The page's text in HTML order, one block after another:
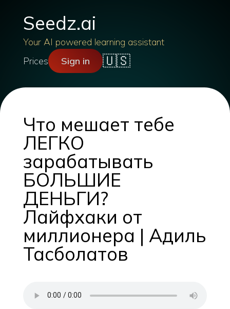
Seedz.ai
Your AI powered learning assistant
Prices
Sign in 🇺🇸
Что мешает тебе
ЛЕГКО
зарабатывать
БОЛЬШИЕ
ДЕНЬГИ?
Лайфхаки от
миллионера | Адиль
Тасболатов